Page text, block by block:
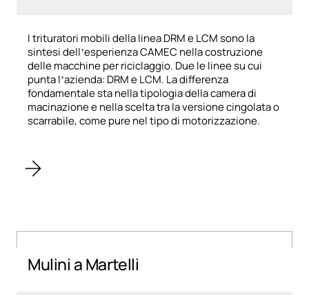
I trituratori mobili della linea DRM e LCM sono la
sintesi dell’esperienza CAMEC nella costruzione
delle macchine per riciclaggio. Due le linee su cui
punta l’azienda: DRM e LCM. La differenza
fondamentale sta nella tipologia della camera di
macinazione e nella scelta tra la versione cingolata o
scarrabile, come pure nel tipo di motorizzazione.
Mulini a Martelli